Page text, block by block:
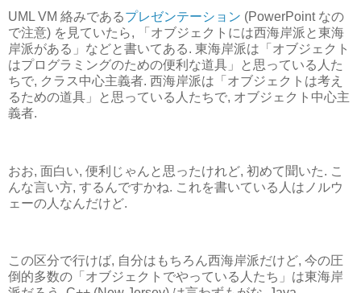
UML VM 絡みであるプレゼンテーション (PowerPoint なの
で注意) を見ていたら, 「オブジェクトには西海岸派と東海
岸派がある」などと書いてある. 東海岸派は「オブジェクト
はプログラミングのための便利な道具」と思っている人た
ちで, クラス中心主義者. 西海岸派は「オブジェクトは考え
るための道具」と思っている人たちで, オブジェクト中心主
義者.
おお, 面白い, 便利じゃんと思ったけれど, 初めて聞いた. こ
んな言い方, するんですかね. これを書いている人はノルウ
ェーの人なんだけど.
この区分で行けば, 自分はもちろん西海岸派だけど, 今の圧
倒的多数の「オブジェクトでやっている人たち」は東海岸